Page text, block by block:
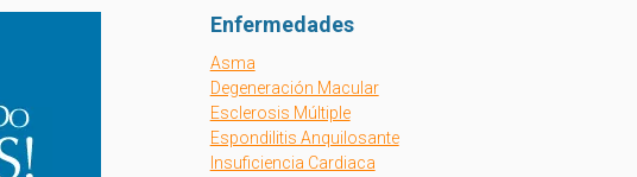
Enfermedades
Asma
Degeneración Macular
Esclerosis Múltiple
Espondilitis Anquilosante
Insuficiencia Cardiaca